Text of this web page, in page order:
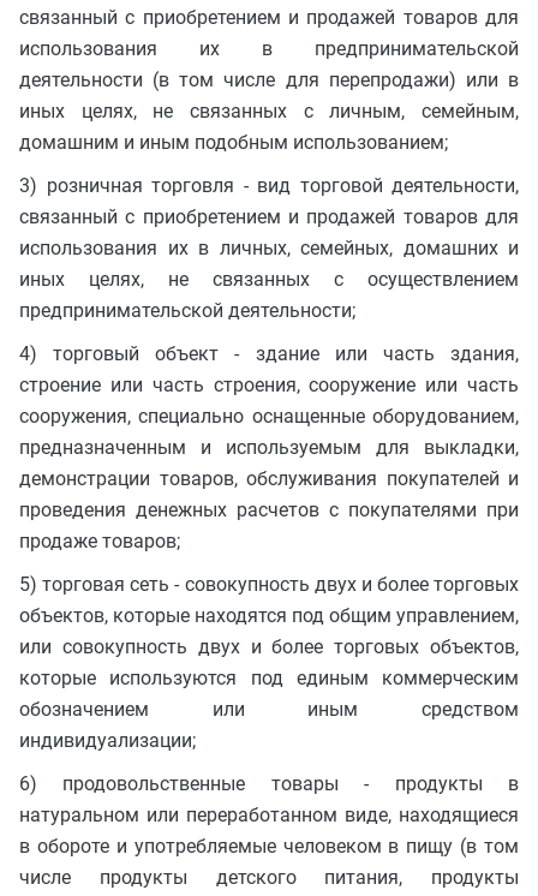
связанный с приобретением и продажей товаров для
использования их в предпринимательской
деятельности (в том числе для перепродажи) или в
иных целях, не связанных с личным, семейным,
домашним и иным подобным использованием;
3) розничная торговля - вид торговой деятельности,
связанный с приобретением и продажей товаров для
использования их в личных, семейных, домашних и
иных целях, не связанных с осуществлением
предпринимательской деятельности;
4) торговый объект - здание или часть здания,
строение или часть строения, сооружение или часть
сооружения, специально оснащенные оборудованием,
предназначенным и используемым для выкладки,
демонстрации товаров, обслуживания покупателей и
проведения денежных расчетов с покупателями при
продаже товаров;
5) торговая сеть - совокупность двух и более торговых
объектов, которые находятся под общим управлением,
или совокупность двух и более торговых объектов,
которые используются под единым коммерческим
обозначением или иным средством
индивидуализации;
6) продовольственные товары - продукты в
натуральном или переработанном виде, находящиеся
в обороте и употребляемые человеком в пищу (в том
числе продукты детского питания, продукты